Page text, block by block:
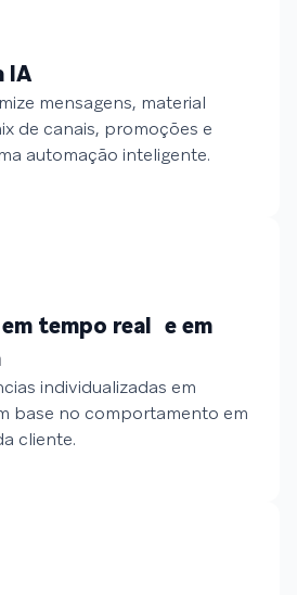
IA
mensagens, material
de canais, promoções e
automação inteligente.
tempo real e em
individualizadas em
base no comportamento em
cliente.